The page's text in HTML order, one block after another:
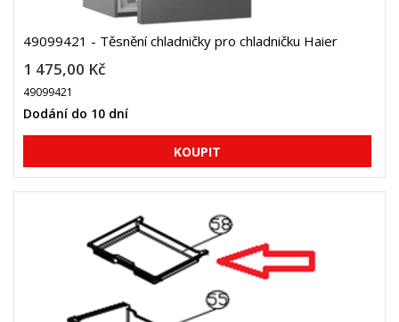
49099421 - Těsnění chladničky pro chladničku Haier
1 475,00 Kč
49099421
Dodání do 10 dní